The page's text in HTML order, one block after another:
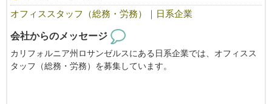
オフィススタッフ（総務・労務）｜日系企業
会社からのメッセージ
カリフォルニア州ロサンゼルスにある日系企業では、オフィスス
タッフ（総務・労務）を募集しています。